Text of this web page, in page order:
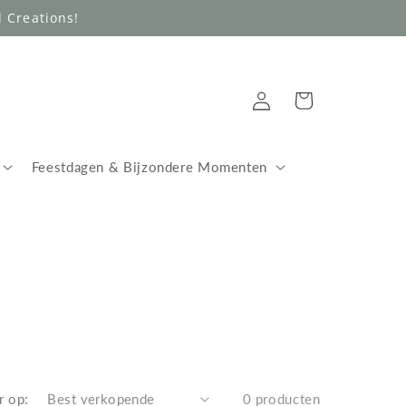
Creations!
Feestdagen & Bijzondere Momenten
Inloggen
Winkelwagen
op: 0 producten